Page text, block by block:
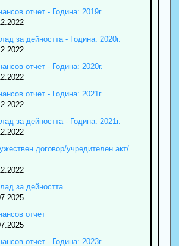
отчет - Година: 2019г.
за дейността - Година: 2020г.
отчет - Година: 2020г.
отчет - Година: 2021г.
за дейността - Година: 2021г.
договор/учредителен акт/
за дейността
отчет
отчет - Година: 2023г.